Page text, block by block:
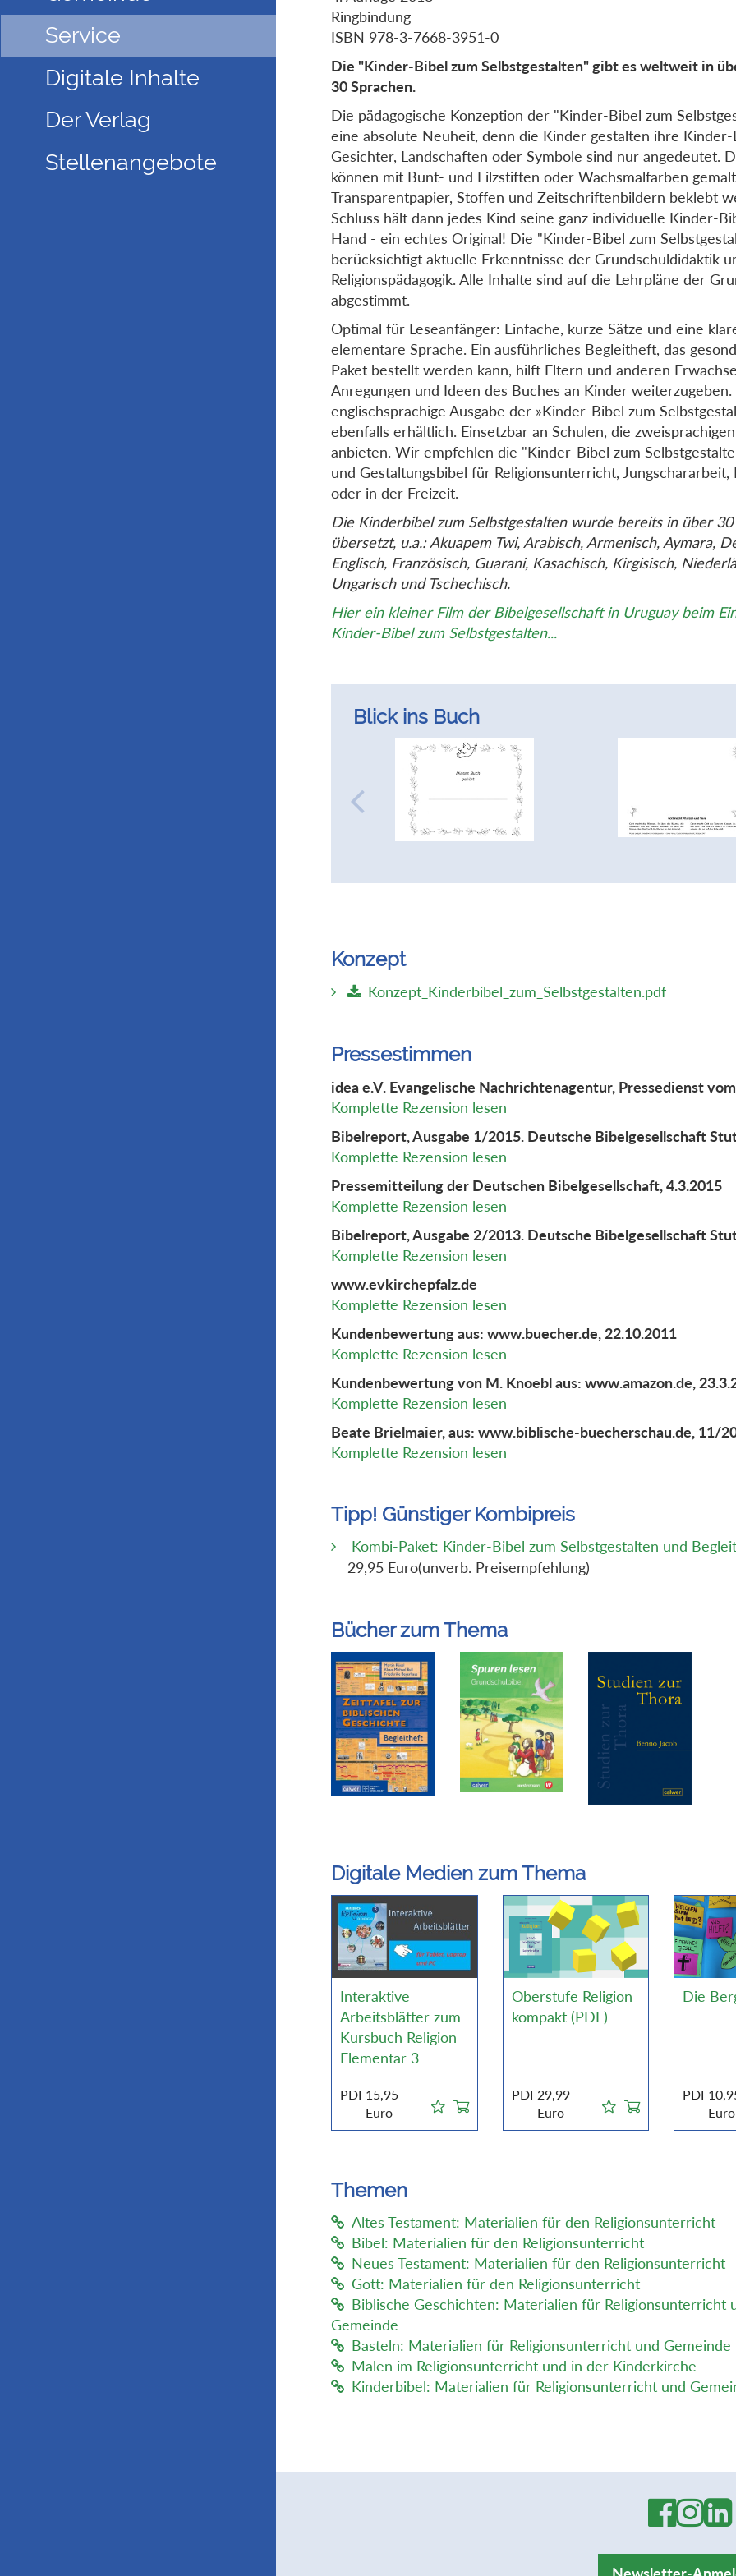
Service
Digitale Inhalte
Der Verlag
Stellenangebote
Ringbindung
ISBN 978-3-7668-3951-0
Die "Kinder-Bibel zum Selbstgestalten" gibt es weltweit in
30 Sprachen.
Die pädagogische Konzeption der "Kinder-Bibel zum
eine absolute Neuheit, denn die Kinder gestalten ihre Kinder-
Gesichter, Landschaften oder Symbole sind nur angedeutet.
können mit Bunt- und Filzstiften oder Wachsmalfarben
Transparentpapier, Stoffen und Zeitschriftenbildern beklebt
Schluss hält dann jedes Kind seine ganz individuelle Kinder-
Hand - ein echtes Original! Die "Kinder-Bibel zum
berücksichtigt aktuelle Erkenntnisse der Grundschuldidaktik
Religionspädagogik. Alle Inhalte sind auf die Lehrpläne der
abgestimmt.
Optimal für Leseanfänger: Einfache, kurze Sätze und eine
elementare Sprache. Ein ausführliches Begleitheft, das
Paket bestellt werden kann, hilft Eltern und anderen
Anregungen und Ideen des Buches an Kinder weiterzugeben.
englischsprachige Ausgabe der »Kinder-Bibel zum
ebenfalls erhältlich. Einsetzbar an Schulen, die
anbieten. Wir empfehlen die "Kinder-Bibel zum
und Gestaltungsbibel für Religionsunterricht,
oder in der Freizeit.
Die Kinderbibel zum Selbstgestalten wurde bereits in über 30
übersetzt, u.a.: Akuapem Twi, Arabisch, Armenisch, Aymara,
Englisch, Französisch, Guarani, Kasachisch, Kirgisisch,
Ungarisch und Tschechisch.
Hier ein kleiner Film der Bibelgesellschaft in Uruguay beim
Kinder-Bibel zum Selbstgestalten...
Blick ins Buch
Konzept
Konzept_Kinderbibel_zum_Selbstgestalten.pdf
Pressestimmen
idea e.V. Evangelische Nachrichtenagentur, Pressedienst
Komplette Rezension lesen
Bibelreport, Ausgabe 1/2015. Deutsche Bibelgesellschaft
Komplette Rezension lesen
Pressemitteilung der Deutschen Bibelgesellschaft, 4.3.2015
Komplette Rezension lesen
Bibelreport, Ausgabe 2/2013. Deutsche Bibelgesellschaft
Komplette Rezension lesen
www.evkirchepfalz.de
Komplette Rezension lesen
Kundenbewertung aus: www.buecher.de, 22.10.2011
Komplette Rezension lesen
Kundenbewertung von M. Knoebl aus: www.amazon.de,
Komplette Rezension lesen
Beate Brielmaier, aus: www.biblische-buecherschau.de, 11/
Komplette Rezension lesen
Tipp! Günstiger Kombipreis
Kombi-Paket: Kinder-Bibel zum Selbstgestalten und
29,95 Euro(unverb. Preisempfehlung)
Bücher zum Thema
Digitale Medien zum Thema
Interaktive
Arbeitsblätter zum
Kursbuch Religion
Elementar 3
PDF15,95
Euro
Oberstufe Religion
kompakt (PDF)
PDF29,99
Euro
Die
PDF
Euro
Themen
Altes Testament: Materialien für den Religionsunterricht
Bibel: Materialien für den Religionsunterricht
Neues Testament: Materialien für den Religionsunterricht
Gott: Materialien für den Religionsunterricht
Biblische Geschichten: Materialien für Religionsunterricht
Gemeinde
Basteln: Materialien für Religionsunterricht und Gemeinde
Malen im Religionsunterricht und in der Kinderkirche
Kinderbibel: Materialien für Religionsunterricht und